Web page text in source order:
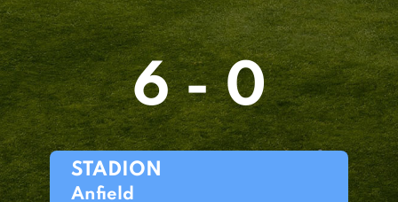
6 - 0
STADION
Anfield